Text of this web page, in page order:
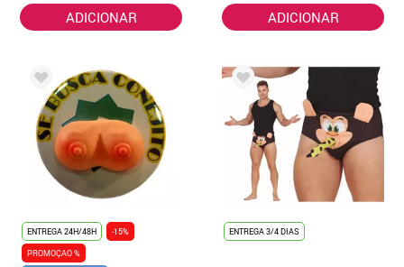
ADICIONAR ADICIONAR
ENTREGA 24H/48H
-15%
PROMOÇAO %
ENTREGA 3/4 DIAS